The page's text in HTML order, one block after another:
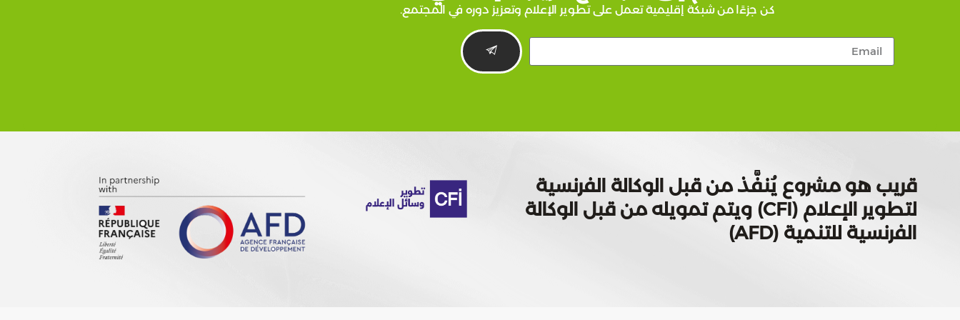
كن جزءًا من شبكة إقليمية تعمل على تطوير الإعلام وتعزيز دوره في المجتمع.
قريب هو مشروع يُنفَّذ من قبل الوكالة الفرنسية
لتطوير الإعلام (CFI) ويتم تمويله من قبل الوكالة
الفرنسية للتنمية (AFD)